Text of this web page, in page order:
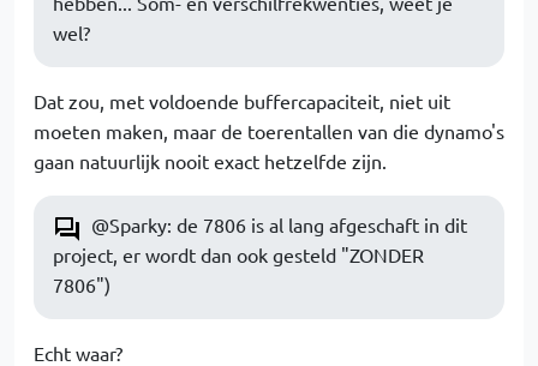
wel?
Dat zou, met voldoende buffercapaciteit, niet uit
moeten maken, maar de toerentallen van die dynamo's
gaan natuurlijk nooit exact hetzelfde zijn.
@Sparky: de 7806 is al lang afgeschaft in dit
project, er wordt dan ook gesteld "ZONDER
7806")
Echt waar?